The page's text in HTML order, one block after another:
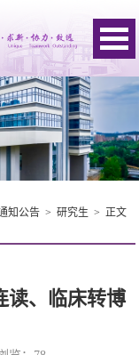
知公告> 研究生 > 正文
读、临床转博